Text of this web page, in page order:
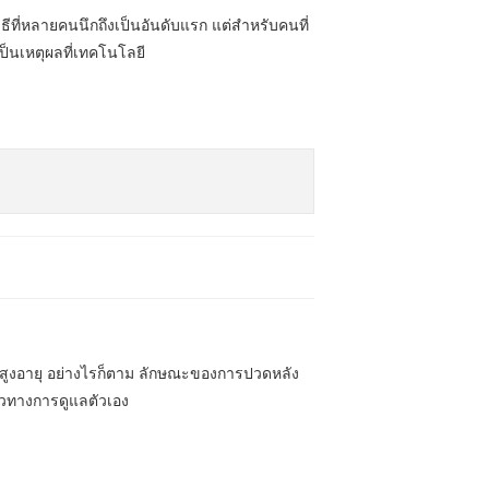
ที่หลายคนนึกถึงเป็นอันดับแรก แต่สำหรับคนที่
นเหตุผลที่เทคโนโลยี
อายุ อย่างไรก็ตาม ลักษณะของการปวดหลัง
างการดูแลตัวเอง